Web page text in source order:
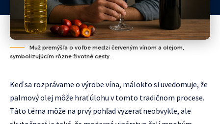
Muž premýšľa o voľbe medzi červeným vínom a olejom,
symbolizujúcím rôzne životné cesty.
Keď sa rozprávame o výrobe vína, málokto si uvedomuje, že
palmový olej môže hrať úlohu v tomto tradičnom procese.
Táto téma môže na prvý pohľad vyzerať neobvykle, ale